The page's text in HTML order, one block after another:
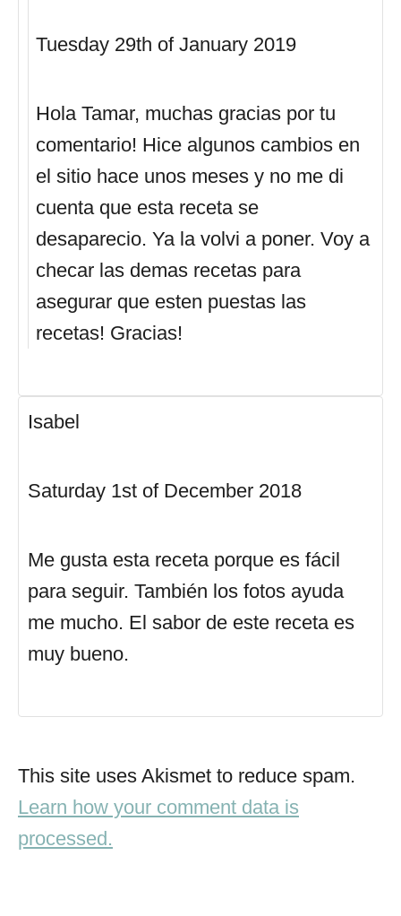
Tuesday 29th of January 2019
Hola Tamar, muchas gracias por tu
comentario! Hice algunos cambios en
el sitio hace unos meses y no me di
cuenta que esta receta se
desaparecio. Ya la volvi a poner. Voy a
checar las demas recetas para
asegurar que esten puestas las
recetas! Gracias!
Isabel
Saturday 1st of December 2018
Me gusta esta receta porque es fácil
para seguir. También los fotos ayuda
me mucho. El sabor de este receta es
muy bueno.
This site uses Akismet to reduce spam.
Learn how your comment data is
processed.